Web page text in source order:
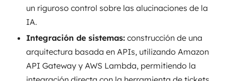
Seguridad de aplicaciones y Cloud
un riguroso control sobre las alucinaciones de la
IA.
Integración de sistemas: construcción de una
arquitectura basada en APIs, utilizando Amazon
API Gateway y AWS Lambda, permitiendo la